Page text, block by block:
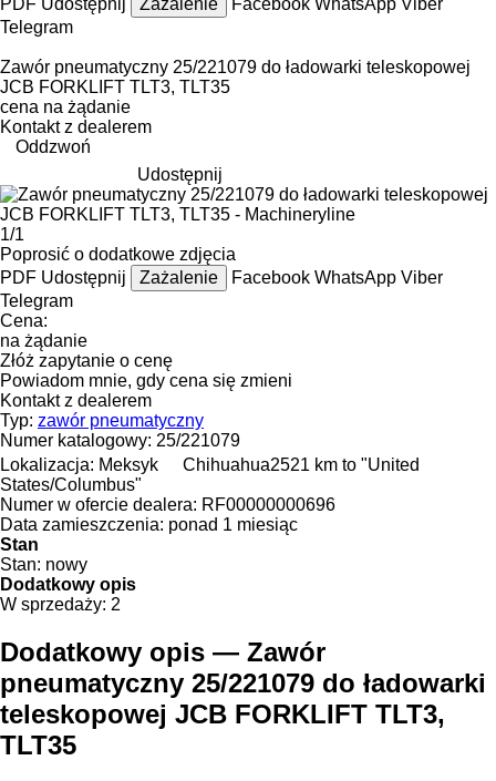
Telegram
Zawór pneumatyczny 25/221079 do ładowarki teleskopowej
JCB FORKLIFT TLT3, TLT35
cena na żądanie
Kontakt z dealerem
Oddzwoń
Udostępnij
1/1
Poprosić o dodatkowe zdjęcia
PDF Udostępnij Zażalenie Facebook WhatsApp Viber
Telegram
Cena:
na żądanie
Złóż zapytanie o cenę
Powiadom mnie, gdy cena się zmieni
Kontakt z dealerem
Typ: zawór pneumatyczny
Numer katalogowy: 25/221079
Lokalizacja: Meksyk Chihuahua2521 km to "United
States/Columbus"
Numer w ofercie dealera: RF00000000696
Data zamieszczenia: ponad 1 miesiąc
Stan
Stan: nowy
Dodatkowy opis
W sprzedaży: 2
Dodatkowy opis — Zawór
pneumatyczny 25/221079 do ładowarki
teleskopowej JCB FORKLIFT TLT3,
TLT35